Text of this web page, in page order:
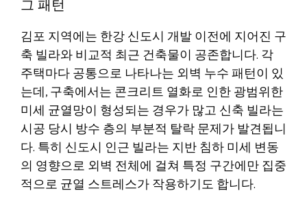
그 패턴
김포 지역에는 한강 신도시 개발 이전에 지어진 구
축 빌라와 비교적 최근 건축물이 공존합니다. 각
주택마다 공통으로 나타나는 외벽 누수 패턴이 있
는데, 구축에서는 콘크리트 열화로 인한 광범위한
미세 균열망이 형성되는 경우가 많고 신축 빌라는
시공 당시 방수 층의 부분적 탈락 문제가 발견됩니
다. 특히 신도시 인근 빌라는 지반 침하 미세 변동
의 영향으로 외벽 전체에 걸쳐 특정 구간에만 집중
적으로 균열 스트레스가 작용하기도 합니다.